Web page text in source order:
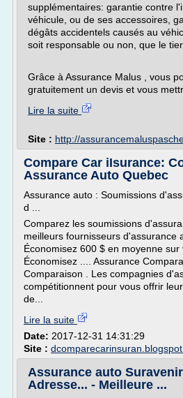
supplémentaires: garantie contre
véhicule, ou de ses accessoires,
dégâts accidentels causés au
soit responsable ou non, que le
Grâce à Assurance Malus , vous
gratuitement un devis et vous
Lire la suite
Site : http://
Compare Car iIsurance:
Assurance Auto Quebec
Assurance auto : Soumissions
d ...
Comparez les soumissions
meilleurs fournisseurs d'assurance
Économisez 600 $ en moyenne sur
Économisez .... Assurance
Comparaison . Les compagnies
compétitionnent pour vous offrir
de...
Lire la suite
Date: 2017-12-31 14:31:29
Site :
Assurance auto
Adresse... - Meilleure ...